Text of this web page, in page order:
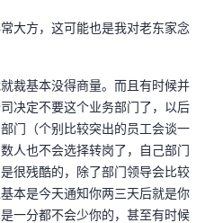
大方，这可能也是我对老东家念
裁基本没得商量。而且有时候并
决定不要这个业务部门了，以后
门（个别比较突出的员工会谈一
人也不会选择转岗了，自己部门
很残酷的，除了部门领导会比较
本是今天通知你两三天后就是你
一分都不会少你的，甚至有时候